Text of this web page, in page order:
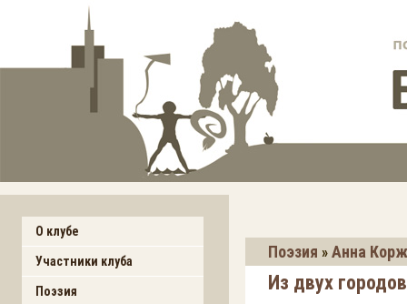
О клубе
Участники клуба
Поэзия
Поэзия » Анна
Из двух